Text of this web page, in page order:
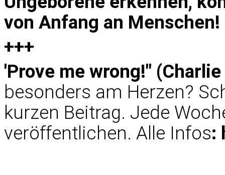
von Anfang an
+++
'Prove me wrong!"
besonders am Herzen?
kurzen Beitrag. Jede
veröffentlichen. Alle Infos: